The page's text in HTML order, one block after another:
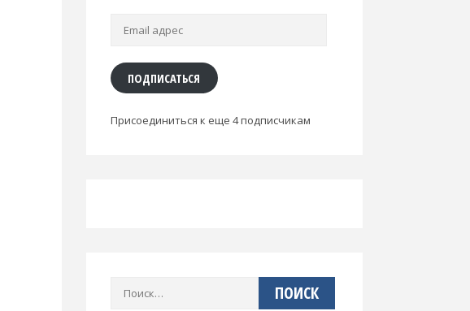
Email
ПОДПИСАТЬСЯ
Присоединиться к еще 4 подписчикам